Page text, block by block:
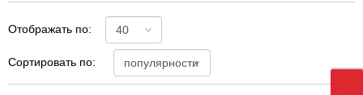
Отображать по:
Сортировать по: